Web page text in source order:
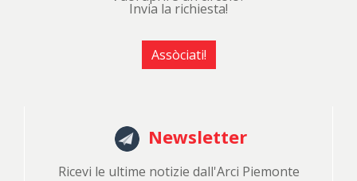
Invia la richiesta!
Assòciati!
Newsletter
Ricevi le ultime notizie dall'Arci Piemonte